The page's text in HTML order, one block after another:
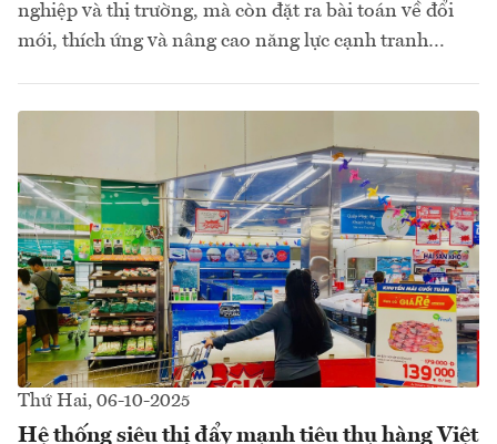
nghiệp và thị trường, mà còn đặt ra bài toán về đổi
mới, thích ứng và nâng cao năng lực cạnh tranh…
Thứ Hai, 06-10-2025
Hệ thống siêu thị đẩy mạnh tiêu thụ hàng Việt